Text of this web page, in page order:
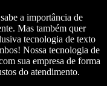
a importância de
Mas também quer
tecnologia de texto
Nossa tecnologia de
sua empresa de forma
do atendimento.